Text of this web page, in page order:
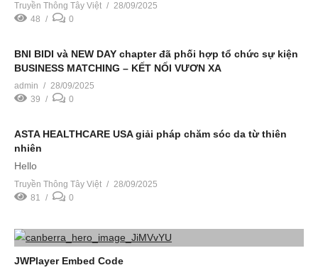
Truyền Thông Tây Việt
28/09/2025
48
0
BNI BIDI và NEW DAY chapter đã phối hợp tổ chức sự kiện
BUSINESS MATCHING – KẾT NỐI VƯƠN XA
admin
28/09/2025
39
0
ASTA HEALTHCARE USA giải pháp chăm sóc da từ thiên
nhiên
Hello
Truyền Thông Tây Việt
28/09/2025
81
0
JWPlayer Embed Code